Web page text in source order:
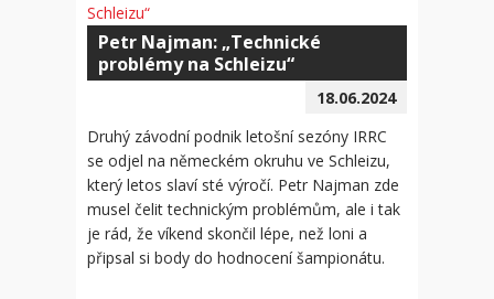
Petr Najman: „Technické
problémy na Schleizu“
18.06.2024
Druhý závodní podnik letošní sezóny IRRC
se odjel na německém okruhu ve Schleizu,
který letos slaví sté výročí. Petr Najman zde
musel čelit technickým problémům, ale i tak
je rád, že víkend skončil lépe, než loni a
připsal si body do hodnocení šampionátu.